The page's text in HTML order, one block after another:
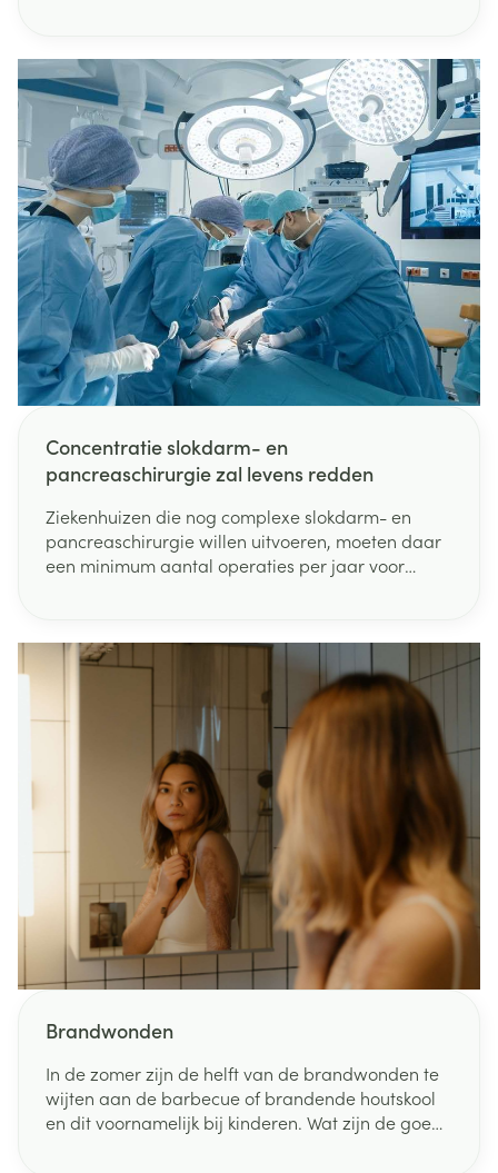
iedereen krijgt als kind windpokken. Het is een
typische kinderziekte.
Concentratie slokdarm- en
pancreaschirurgie zal levens redden
Ziekenhuizen die nog complexe slokdarm- en
pancreaschirurgie willen uitvoeren, moeten daar
een minimum aantal operaties per jaar voor
zich: hoe meer expertise een ziekenhuis heeft met
de behandeling van slokdarm- of
pancreaskanker, hoe meer kans een patiënt heeft
op een succesvolle behandeling", aldus minister
De Block. "Met deze maatregel zullen we levens
Brandwonden
In de zomer zijn de helft van de brandwonden te
wijten aan de barbecue of brandende houtskool
en dit voornamelijk bij kinderen. Wat zijn de goede